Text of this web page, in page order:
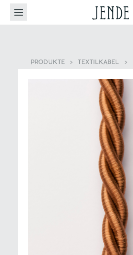
PRODUKTE > TEXTILKABEL>